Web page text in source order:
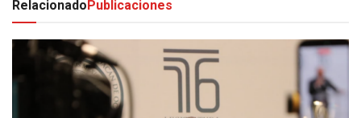
RelacionadoPublicaciones